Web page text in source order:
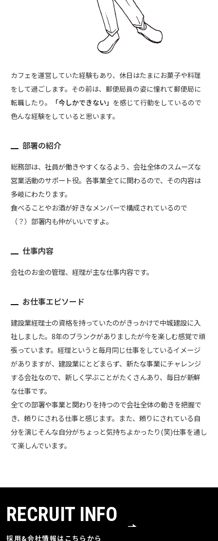
カフェを運営していた経験もあり、休日はたまにお菓子や料理
をして過ごします。その前は、郵便局員の姿に憧れて郵便局に
転職したり。
「今しかできない」 を感じて行動をしているので
色んな経験をしていると思います。
部署の紹介
総務部は、社員が働きやすくなるよう、会社全体のスムーズな
営業活動のサポート役。各事業全てに関わるので、その内容は
多岐にわたります。
食べることやお酒が好きなメンバーで構成されているので
（？）部署内も仲がいいですよ。
仕事内容
会社のお金の管理、経理が主な仕事内容です。
お仕事エピソード
建設業経理士の資格を持っていたのがきっかけで中城建設に入
社しました。8年のブランクがありましたが今を楽しむ感覚で頑
張っています。経理というと毎月同じ仕事をしているイメージ
がありますが、建設業にとどまらず、新たな事業にチャレンジ
する会社なので、新しく学ぶことがたくさんあり、毎日が新鮮
な仕事です。
全ての部署や事業と関わりを持つので会社全体の動きを把握で
き、頼りにされる仕事と感じます。また、頼りにされている自
分を演じそんな自分がちょっと気持ちよかったり(笑)仕事を通し
て楽しんでいます。
RECRUIT INFO
採用&会社情報はこちらから